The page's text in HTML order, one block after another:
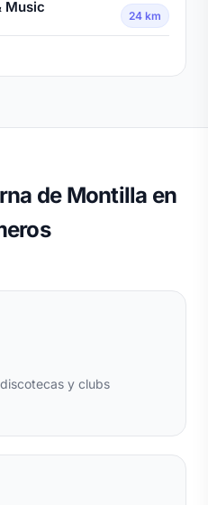
Music
24 km
de Montilla en
y clubs